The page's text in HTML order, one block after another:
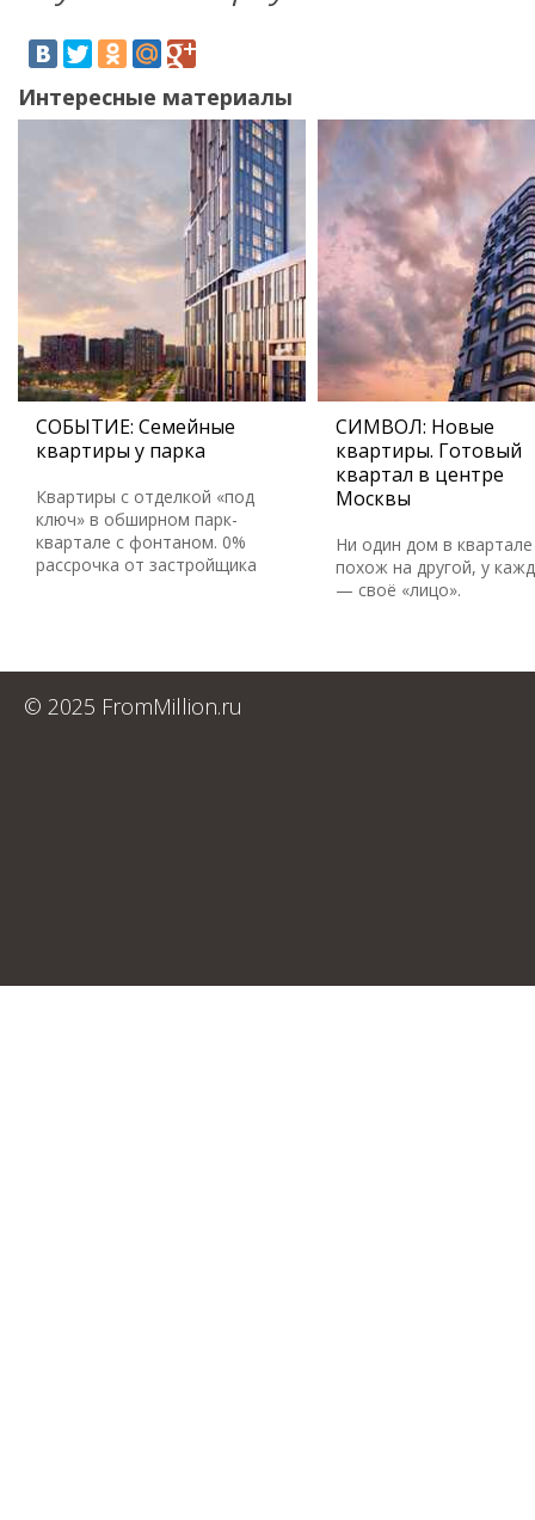
Интересные материалы
СОБЫТИЕ: Семейные
квартиры у парка
Квартиры с отделкой «под
ключ» в обширном парк-
квартале с фонтаном. 0%
рассрочка от застройщика
СИМВОЛ: Новые
квартиры. Готовый
квартал в центре
Москвы
Ни один дом в
похож на другой, у
— своё «лицо».
© 2025 FromMillion.ru